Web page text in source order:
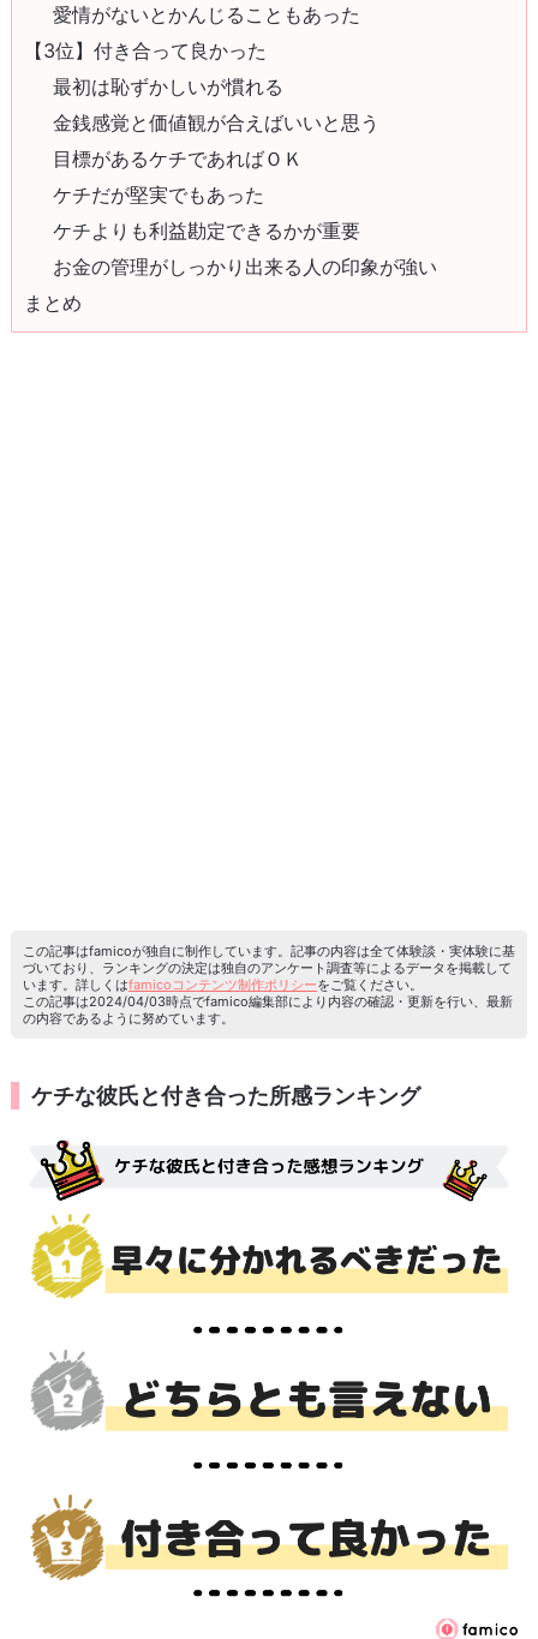
愛情がないとかんじることもあった
【3位】付き合って良かった
最初は恥ずかしいが慣れる
金銭感覚と価値観が合えばいいと思う
目標があるケチであればＯＫ
ケチだが堅実でもあった
ケチよりも利益勘定できるかが重要
お金の管理がしっかり出来る人の印象が強い
まとめ
この記事はfamicoが独自に制作しています。記事の内容は全て体験談・実体験に基
づいており、ランキングの決定は独自のアンケート調査等によるデータを掲載して
います。詳しくはfamicoコンテンツ制作ポリシーをご覧ください。
この記事は2024/04/03時点でfamico編集部により内容の確認・更新を行い、最新
の内容であるように努めています。
ケチな彼氏と付き合った所感ランキング